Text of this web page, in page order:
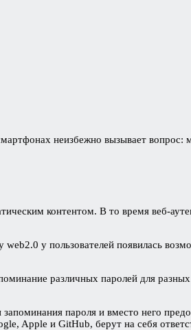
неизбежно вызывает вопрос:
контентом. В то время веб-
у пользователей появилась
различных паролей для
пароля и вместо него
Apple и GitHub, берут на себя